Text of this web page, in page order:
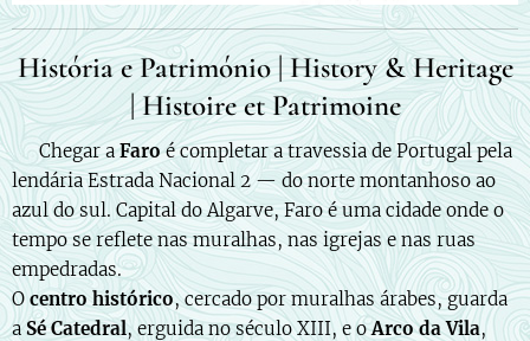
História e Património | History & Heritage
| Histoire et Patrimoine
🇵🇹 Chegar aFaroé completar a travessia de Portugal pela
lendária Estrada Nacional 2 — do norte montanhoso ao
azul do sul. Capital do Algarve, Faro é uma cidade onde o
tempo se reflete nas muralhas, nas igrejas e nas ruas
empedradas.
O centro histórico, cercado por muralhas árabes, guarda
a Sé Catedral, erguida no século XIII, e oArco da Vila,